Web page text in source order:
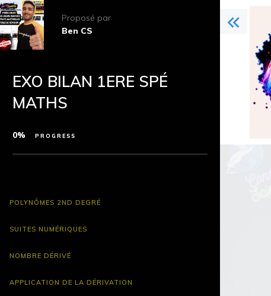
Proposé par
Ben CS
EXO BILAN 1ERE SPÉ
MATHS
0% PROGRESS
POLYNÔMES 2ND DEGRÉ
SUITES NUMÉRIQUES
NOMBRE DÉRIVÉ
APPLICATION DE LA DÉRIVATION